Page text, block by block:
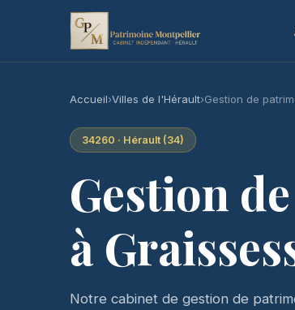
Accueil›Villes de l'Hérault›Gestion de
34260 · Hérault (34)
Gestion
à
Notre cabinet de gestion de